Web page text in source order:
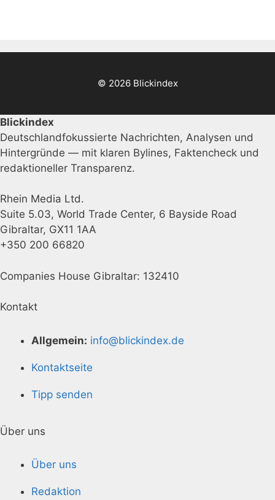
© 2026 Blickindex
Blickindex
Deutschlandfokussierte Nachrichten, Analysen und
Hintergründe — mit klaren Bylines, Faktencheck und
redaktioneller Transparenz.
Rhein Media Ltd.
Suite 5.03, World Trade Center, 6 Bayside Road
Gibraltar, GX11 1AA
+350 200 66820
Companies House Gibraltar: 132410
Kontakt
Allgemein: info@blickindex.de
Kontaktseite
Tipp senden
Über uns
Über uns
Redaktion